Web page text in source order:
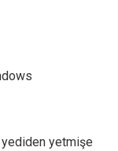
yediden yetmişe